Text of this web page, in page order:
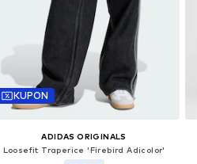
KUPON
ADIDAS ORIGINALS
Loosefit Traperice 'Firebird Adicolor'